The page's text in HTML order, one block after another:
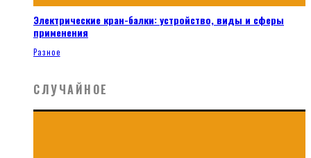
Электрические кран-балки: устройство, виды и сферы
применения
Разное
СЛУЧАЙНОЕ